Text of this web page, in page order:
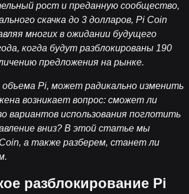
рост и преданную сообщество,
скачка до 3 долларов, Pi Coin
многих в ожидании будущего
когда будут разблокированы 190
предложения на рынке.
Pi, может радикально изменить
возникает вопрос: сможет ли
вариантов использования поглотить
вниз? В этой статье мы
а также разберем, станет ли
разблокирование Pi